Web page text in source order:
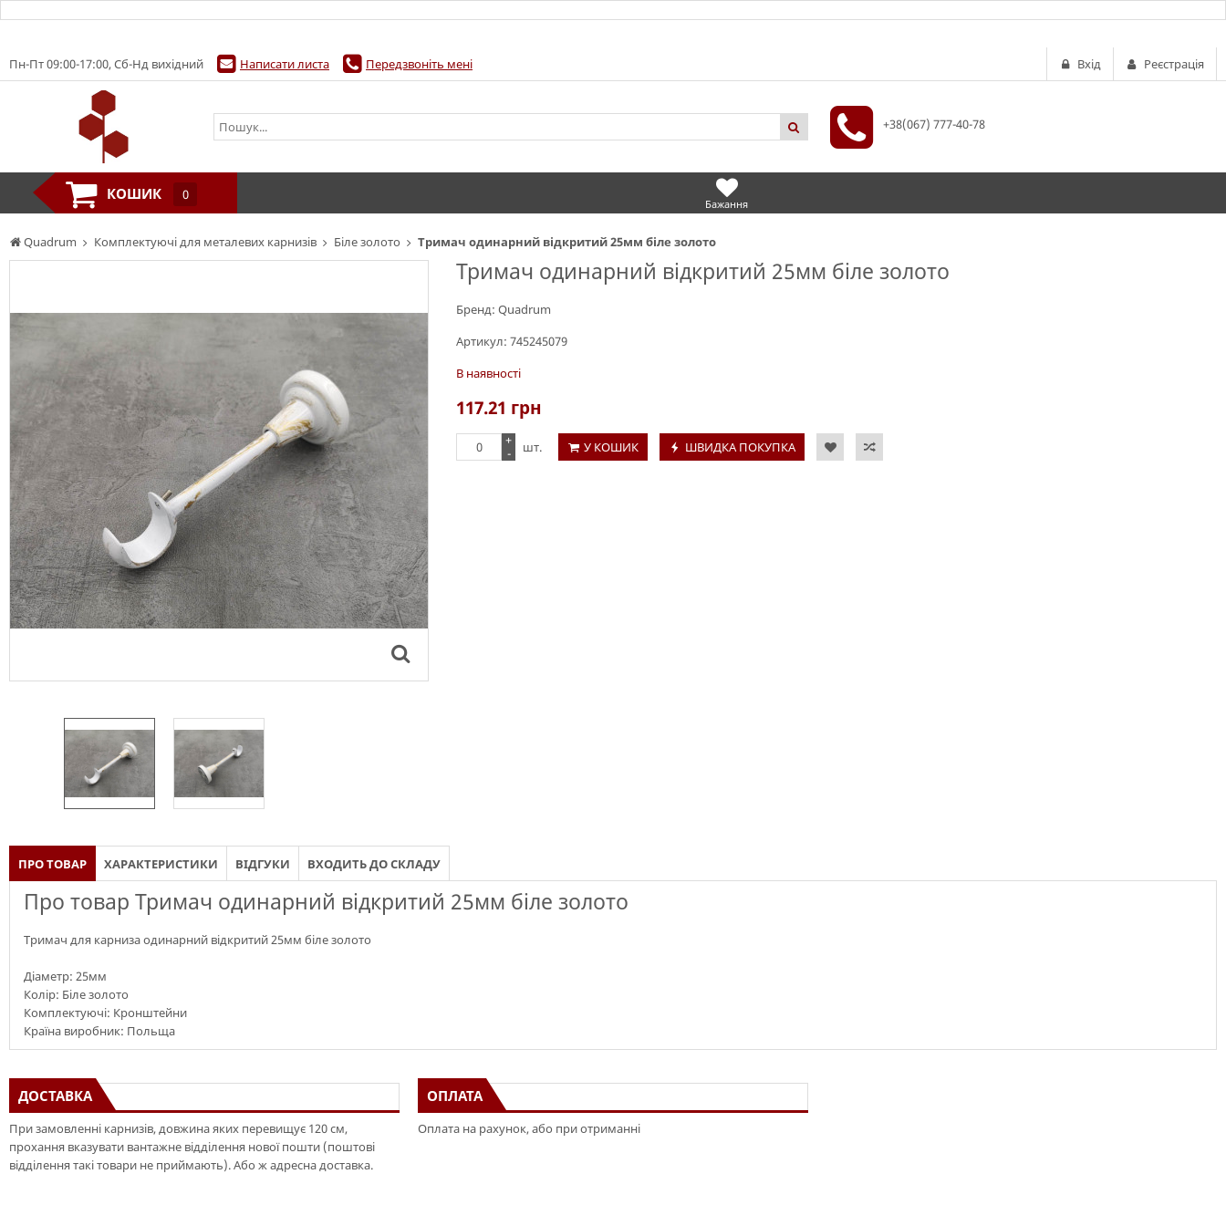
Quadrum Комплектуючі для металевих карнизів Біле золото Тримач одинарний відкритий 25мм біле золото
Тримач одинарний відкритий 25мм біле золото
Бренд: Quadrum
Артикул: 745245079
В наявності
117.21 грн
+
-
шт. У КОШИК ШВИДКА ПОКУПКА
ПРО ТОВАР ХАРАКТЕРИСТИКИ ВІДГУКИ ВХОДИТЬ ДО СКЛАДУ
Про товар Тримач одинарний відкритий 25мм біле золото
Тримач для карниза одинарний відкритий 25мм біле золото
Діаметр: 25мм
Колір: Біле золото
Комплектуючі: Кронштейни
Країна виробник: Польща
ДОСТАВКА
При замовленні карнизів, довжина яких перевищує 120 см,
прохання вказувати вантажне відділення нової пошти (поштові
відділення такі товари не приймають). Або ж адресна доставка.
ОПЛАТА
Оплата на рахунок, або при отриманні
Пн-Пт 09:00-17:00, Сб-Нд вихідний Написати листа Передзвоніть мені Вхід Реєстрація
+38(067) 777-40-78
КОШИК 0
Бажання